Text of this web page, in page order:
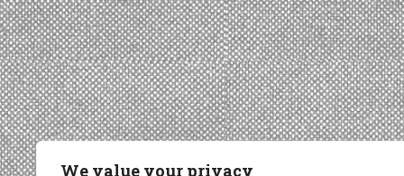
We value your privacy